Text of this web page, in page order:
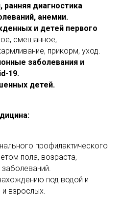
диагностика
анемии.
и детей первого
смешанное,
прикорм, уход.
заболевания и
19.
детей.
профилактического
пола, возраста,
заболеваний.
под водой и
и взрослых.